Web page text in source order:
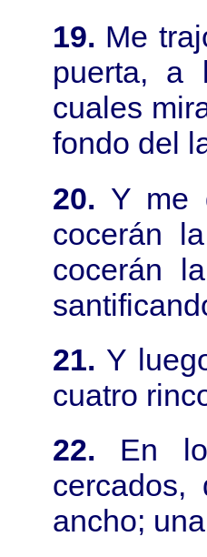
19. Me
puerta, a
cuales
fondo del
20. Y me
cocerán
cocerán
21. Y
cuatro
22. En
ancho;